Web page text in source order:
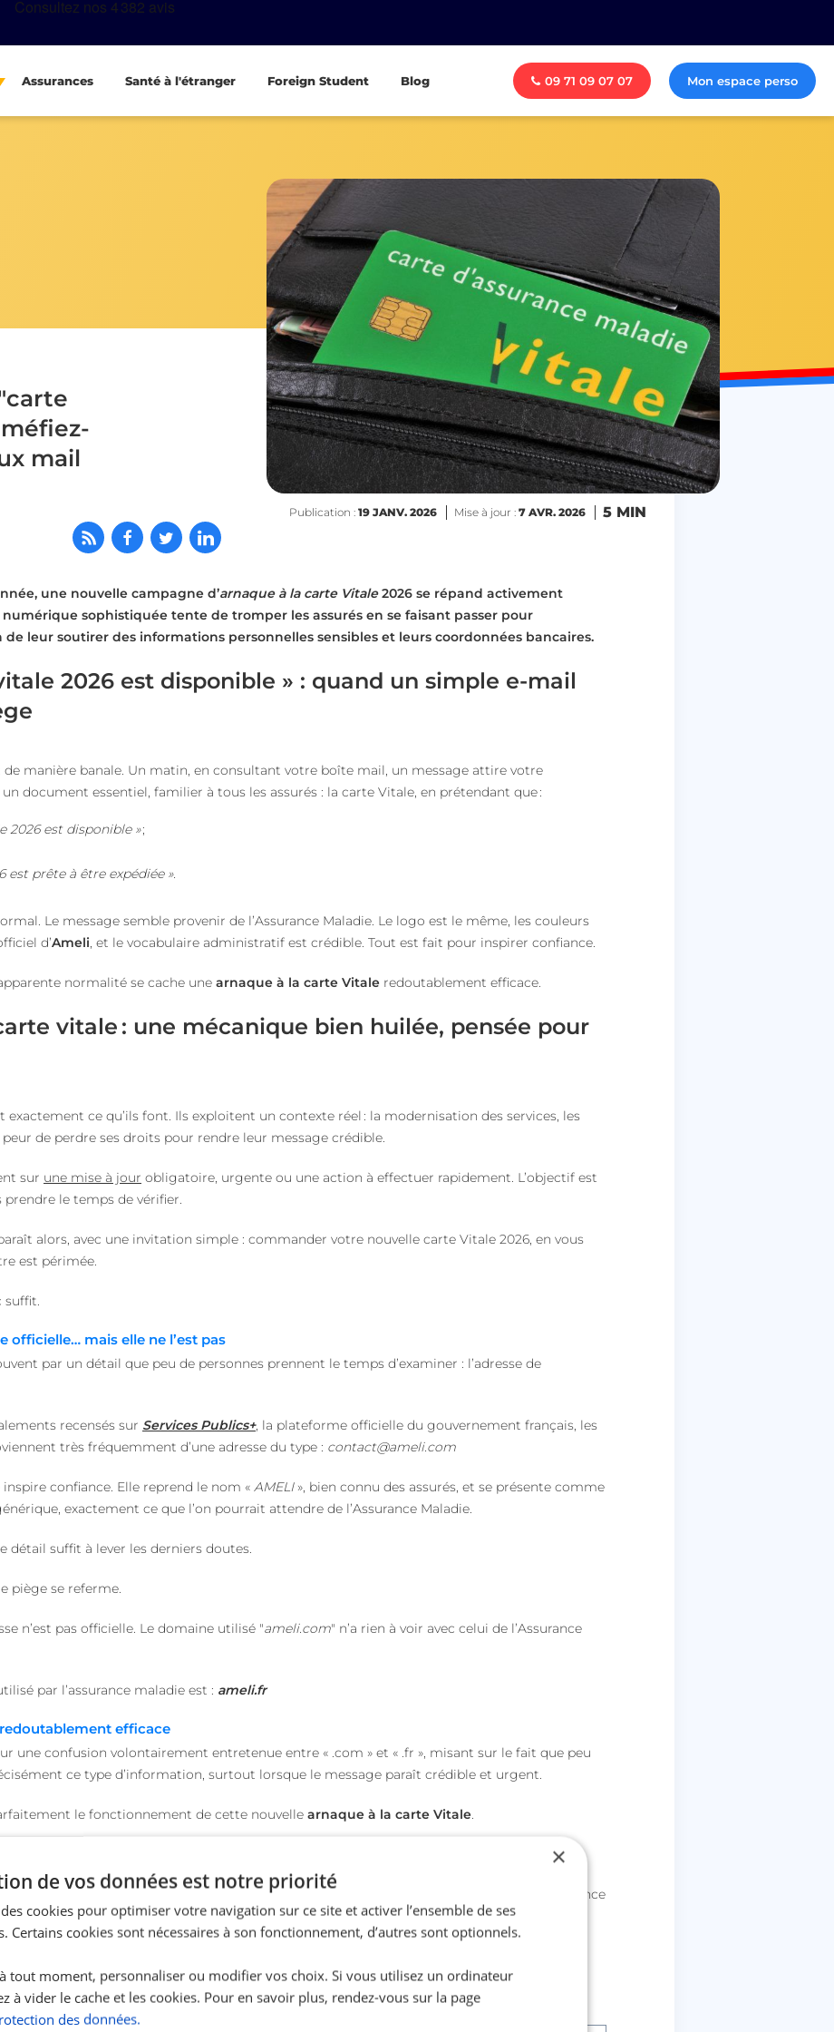
Assurances Santé à l'étranger Foreign Student Blog 09 71 09 07 07 Mon espace perso
Publication : 19 JANV. 2026 Mise à jour : 7 AVR. 2026 5 MIN
mail
une nouvelle campagne d’arnaque à la carte Vitale2026 se répand activement
sophistiquée tente de tromper les assurés en se faisant passer pour
de leur soutirer des informations personnelles sensibles et leurs coordonnées bancaires.
2026 est disponible » : quand un simple e-mail
manière banale. Un matin, en consultant votre boîte mail, un message attire votre
document essentiel, familier à tous les assurés : la carte Vitale, en prétendant que :
2026 est disponible »;
est prête à être expédiée ».
Le message semble provenir de l’Assurance Maladie. Le logo est le même, les couleurs
d’Ameli, et le vocabulaire administratif est crédible. Tout est fait pour inspirer confiance.
normalité se cache une arnaque à la carte Vitale redoutablement efficace.
vitale : une mécanique bien huilée, pensée pour
exactement ce qu’ils font. Ils exploitent un contexte réel : la modernisation des services, les
de perdre ses droits pour rendre leur message crédible.
sur une mise à jour obligatoire, urgente ou une action à effectuer rapidement. L’objectif est
prendre le temps de vérifier.
alors, avec une invitation simple : commander votre nouvelle carte Vitale 2026, en vous
est périmée.
suffit.
officielle… mais elle ne l’est pas
par un détail que peu de personnes prennent le temps d’examiner : l’adresse de
recensés sur Services Publics+, la plateforme officielle du gouvernement français, les
très fréquemment d’une adresse du type : contact@ameli.com
inspire confiance. Elle reprend le nom « AMELI», bien connu des assurés, et se présente comme
exactement ce que l’on pourrait attendre de l’Assurance Maladie.
détail suffit à lever les derniers doutes.
piège se referme.
n’est pas officielle. Le domaine utilisé "ameli.com" n’a rien à voir avec celui de l’Assurance
par l’assurance maladie est : ameli.fr
efficace
une confusion volontairement entretenue entre « .com » et « .fr », misant sur le fait que peu
ce type d’information, surtout lorsque le message paraît crédible et urgent.
le fonctionnement de cette nouvelle arnaque à la carte Vitale.
technique complexe, mais d’une manipulation psychologique.
les habitudes numériques, la confiance accordée aux institutions et le manque de vigilance
à la boîte mail ne suffit pas toujours à détecter l’arnaque.
des indices les plus fiables pour identifier unearnaque à la carte vitale.
×
de vos données est notre priorité
cookies pour optimiser votre navigation sur ce site et activer l’ensemble de ses
Certains cookies sont nécessaires à son fonctionnement, d’autres sont optionnels.
tout moment, personnaliser ou modifier vos choix. Si vous utilisez un ordinateur
à vider le cache et les cookies. Pour en savoir plus, rendez-vous sur la page
des données.